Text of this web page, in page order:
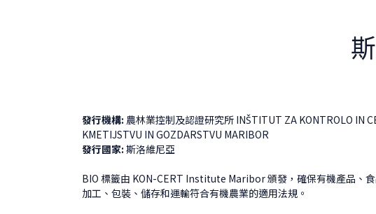
發行機構: 農林業控制及認證研究所 INŠTITUT ZA KONTROLO IN
KMETIJSTVU IN GOZDARSTVU MARIBOR
發行國家: 斯洛維尼亞
BIO 標籤由 KON-CERT Institute Maribor 頒發，確保有機產品、食
加工、包裝、儲存和運輸符合有機農業的適用法規。